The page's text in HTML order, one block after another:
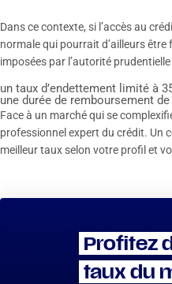
Dans ce contexte, si l’accès au
normale qui pourrait d’ailleurs
imposées par l’autorité prudentielle
un taux d’endettement limité à
une durée de remboursement
Face à un marché qui se
professionnel expert du crédit. Un
meilleur taux selon votre profil et
Profitez
taux du